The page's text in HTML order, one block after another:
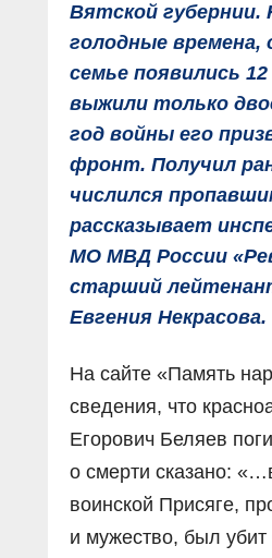
Вятской губернии.
голодные времена,
семье появились
выжили только
год войны его
фронт. Получил
числился
рассказывает
МО МВД России
старший
Евгения Некрасова.
На сайте «Память
сведения, что
Егорович Беляев
о смерти сказано:
воинской Присяге,
и мужество, был